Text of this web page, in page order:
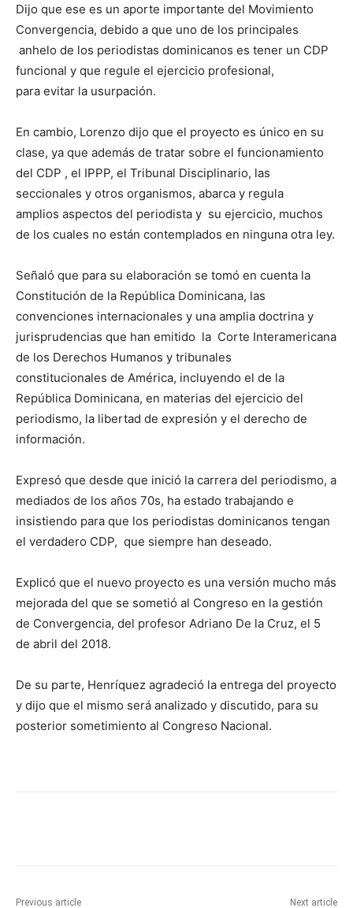
Dijo que ese es un aporte importante del Movimiento
Convergencia, debido a que uno de los principales
anhelo de los periodistas dominicanos es tener un CDP
funcional y que regule el ejercicio profesional,
para evitar la usurpación.
En cambio, Lorenzo dijo que el proyecto es único en su
clase, ya que además de tratar sobre el funcionamiento
del CDP , el IPPP, el Tribunal Disciplinario, las
seccionales y otros organismos, abarca y regula
amplios aspectos del periodista y su ejercicio, muchos
de los cuales no están contemplados en ninguna otra ley.
Señaló que para su elaboración se tomó en cuenta la
Constitución de la República Dominicana, las
convenciones internacionales y una amplia doctrina y
jurisprudencias que han emitido la Corte Interamericana
de los Derechos Humanos y tribunales
constitucionales de América, incluyendo el de la
República Dominicana, en materias del ejercicio del
periodismo, la libertad de expresión y el derecho de
información.
Expresó que desde que inició la carrera del periodismo, a
mediados de los años 70s, ha estado trabajando e
insistiendo para que los periodistas dominicanos tengan
el verdadero CDP, que siempre han deseado.
Explicó que el nuevo proyecto es una versión mucho más
mejorada del que se sometió al Congreso en la gestión
de Convergencia, del profesor Adriano De la Cruz, el 5
de abril del 2018.
De su parte, Henríquez agradeció la entrega del proyecto
y dijo que el mismo será analizado y discutido, para su
posterior sometimiento al Congreso Nacional.
Previous article Next article